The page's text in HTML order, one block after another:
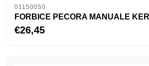
01150050
FORBICE PECORA MANUALE
€26,45